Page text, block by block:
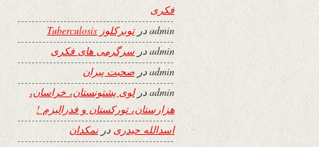
فکری
adminدرتوبرکلوز Tuberculosis
adminدر سرگرمی های فکری
admin در صحبت پیران
adminدرلوی پشتونستان، خراسان،
هزارستان، تورکستان و فدرالیزم !
اسدالله حیدری درنمکدان